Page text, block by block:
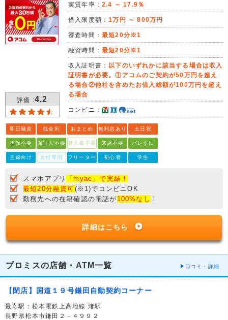
評価 :4.2
実質年率： 2.4 ～ 17.9％
借入限度額：1万円 ～ 800万円
審査時間： 最短20分※1
融資時間： 最短20分※1
収入証明書： 以下のいずれかに該当する場合は収入
証明書が必要。①アコムのご契約が50万円を超え
る場合②他社を含めたお借入総額が100万円を超え
る場合
コンビニ：
即日融資 低金利 おまとめ 無利息あり 土日祝
担保不要 保証人不要 収入書不要 来店不要 バレずに
主婦向け 女性専用 フリーター 初心者 学生
スマホアプリ
「myac」で完結！
最短20分融資可(※1)でコンビニOK
勤務先への在籍確認の電話が 100%なし ！
詳細はこちら
プロミスの店舗・ATM一覧 口コミ・詳細
【閉店】国道１９号鎌田自動契約コーナー
最寄駅：松本電鉄上高地線 渚駅
長野県松本市鎌田２－４９９２